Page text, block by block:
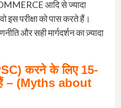
आदि से ज्यादा
इस परीक्षा को पास करते हैं।
और सही मार्गदर्शन का ज़्यादा
करने के लिए 15-
– (Myths about